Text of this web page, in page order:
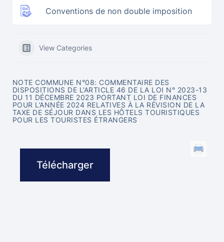
Conventions de non double imposition
View Categories
NOTE COMMUNE N°08: COMMENTAIRE DES
DISPOSITIONS DE L’ARTICLE 46 DE LA LOI N° 2023-13
DU 11 DÉCEMBRE 2023 PORTANT LOI DE FINANCES
POUR L’ANNÉE 2024 RELATIVES À LA RÉVISION DE LA
TAXE DE SÉJOUR DANS LES HÔTELS TOURISTIQUES
POUR LES TOURISTES ÉTRANGERS
Télécharger